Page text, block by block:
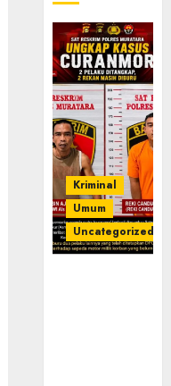
Kriminal
Umum
Uncategorized